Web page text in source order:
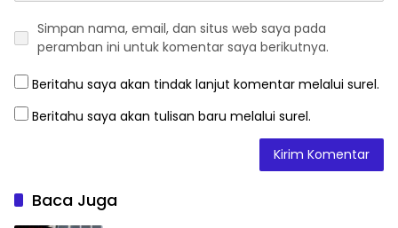
Simpan nama, email, dan situs web saya pada
peramban ini untuk komentar saya berikutnya.
Beritahu saya akan tindak lanjut komentar melalui surel.
Beritahu saya akan tulisan baru melalui surel.
Baca Juga